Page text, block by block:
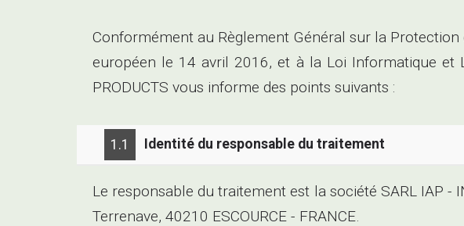
Conformément au Règlement Général sur la
européen le 14 avril 2016, et à la Loi Informatique et
PRODUCTS vous informe des points suivants :
1.1 Identité du responsable du traitement
Le responsable du traitement est la société SARL IAP -
Terrenave, 40210 ESCOURCE - FRANCE.